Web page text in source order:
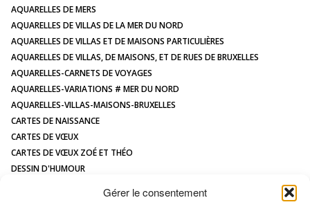
Gérer le consentement
ILLUSTRATIONS
CONTACT
AQUARELLES DE MERS
AQUARELLES DE VILLAS DE LA MER DU NORD
AQUARELLES DE VILLAS ET DE MAISONS PARTICULIÈRES
AQUARELLES DE VILLAS, DE MAISONS, ET DE RUES DE BRUXELLES
AQUARELLES-CARNETS DE VOYAGES
AQUARELLES-VARIATIONS # MER DU NORD
AQUARELLES-VILLAS-MAISONS-BRUXELLES
CARTES DE NAISSANCE
CARTES DE VŒUX
CARTES DE VŒUX ZOÉ ET THÉO
DESSIN D'HUMOUR